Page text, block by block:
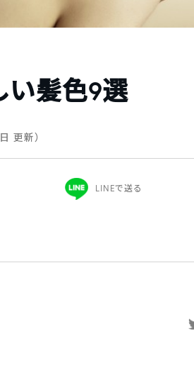
い髪色9選
更新）
LINEで送る